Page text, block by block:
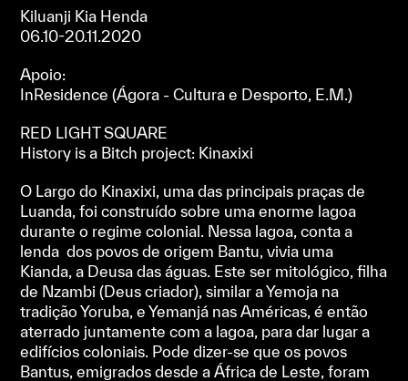
Kiluanji Kia Henda
06.10-20.11.2020
Apoio:
InResidence (Ágora - Cultura e Desporto, E.M.)
RED LIGHT SQUARE
History is a Bitch project: Kinaxixi
O Largo do Kinaxixi, uma das principais praças de
Luanda, foi construído sobre uma enorme lagoa
durante o regime colonial. Nessa lagoa, conta a
lenda dos povos de origem Bantu, vivia uma
Kianda, a Deusa das águas. Este ser mitológico, filha
de Nzambi (Deus criador), similar a Yemoja na
tradição Yoruba, e Yemanjá nas Américas, é então
aterrado juntamente com a lagoa, para dar lugar a
edifícios coloniais. Pode dizer-se que os povos
Bantus, emigrados desde a África de Leste, foram